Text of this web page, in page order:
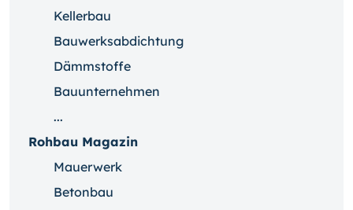
Kellerbau
Bauwerksabdichtung
Dämmstoffe
Bauunternehmen
...
Rohbau Magazin
Mauerwerk
Betonbau